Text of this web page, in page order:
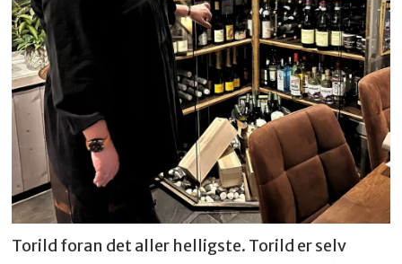
Torild foran det aller helligste. Torild er selv